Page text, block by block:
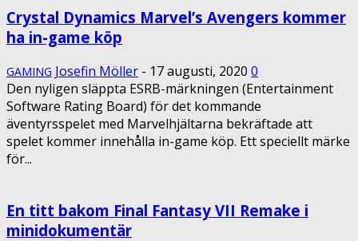
Crystal Dynamics Marvel’s Avengers kommer
ha in-game köp
GAMING Josefin Möller - 17 augusti, 2020 0
Den nyligen släppta ESRB-märkningen (Entertainment
Software Rating Board) för det kommande
äventyrsspelet med Marvelhjältarna bekräftade att
spelet kommer innehålla in-game köp. Ett speciellt märke
för...
En titt bakom Final Fantasy VII Remake i
minidokumentär